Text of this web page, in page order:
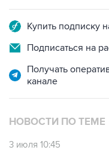
Купить подписку
Подписаться на
Получать
канале
НОВОСТИ ПО ТЕМЕ
3 июля 10:45